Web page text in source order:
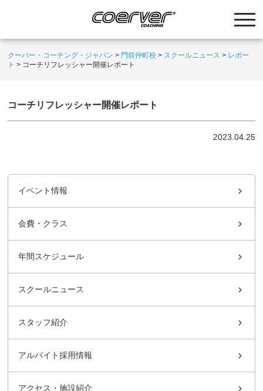
クーバー・コーチング・ジャパン > 門前仲町校 > スクールニュース > レポー
ト > コーチリフレッシャー開催レポート
コーチリフレッシャー開催レポート
2023.04.25
イベント情報
会費・クラス
年間スケジュール
スクールニュース
スタッフ紹介
アルバイト採用情報
アクセス・施設紹介